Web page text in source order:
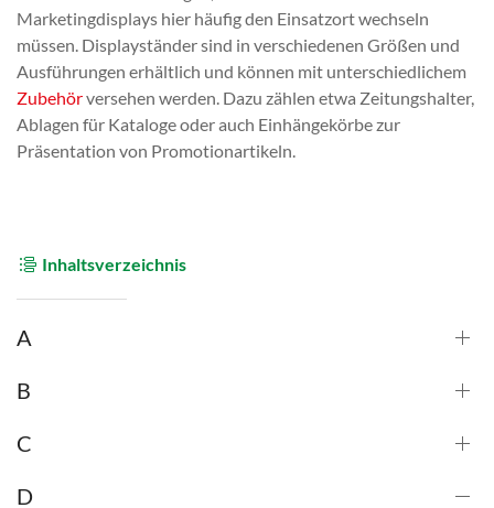
Inhaltsverzeichnis
A
B
C
D
Marketingdisplays hier häufig den Einsatzort wechseln
müssen. Displayständer sind in verschiedenen Größen und
Ausführungen erhältlich und können mit unterschiedlichem
Zubehörversehen werden. Dazu zählen etwa Zeitungshalter,
Ablagen für Kataloge oder auch Einhängekörbe zur
Präsentation von Promotionartikeln.